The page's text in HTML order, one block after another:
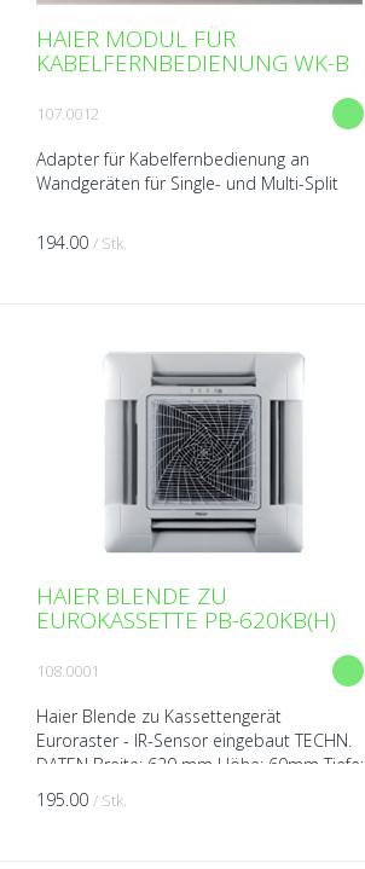
HAIER MODUL FÜR
KABELFERNBEDIENUNG WK-B
107.0012
Adapter für Kabelfernbedienung an
Wandgeräten für Single- und Multi-Split
194.00 / Stk.
HAIER BLENDE ZU
EUROKASSETTE PB-620KB(H)
108.0001
Haier Blende zu Kassettengerät
Euroraster - IR-Sensor eingebaut TECHN.
DATEN Breite: 620 mm Höhe: 60mm Tiefe:
620 mm Gewicht: 2,8 kg
195.00 / Stk.